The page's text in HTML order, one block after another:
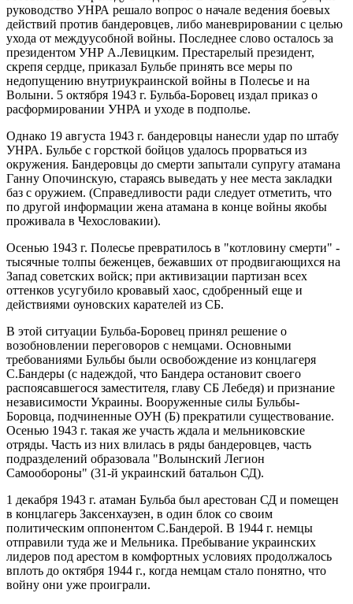
руководство УНРА решало вопрос о начале ведения боевых
действий против бандеровцев, либо маневрировании с целью
ухода от междуусобной войны. Последнее слово осталось за
президентом УНР А.Левицким. Престарелый президент,
скрепя сердце, приказал Бульбе принять все меры по
недопущению внутриукраинской войны в Полесье и на
Волыни. 5 октября 1943 г. Бульба-Боровец издал приказ о
расформировании УНРА и уходе в подполье.
Однако 19 августа 1943 г. бандеровцы нанесли удар по штабу
УНРА. Бульбе с горсткой бойцов удалось прорваться из
окружения. Бандеровцы до смерти запытали супругу атамана
Ганну Опочинскую, стараясь выведать у нее места закладки
баз с оружием. (Справедливости ради следует отметить, что
по другой информации жена атамана в конце войны якобы
проживала в Чехословакии).
Осенью 1943 г. Полесье превратилось в "котловину смерти" -
тысячные толпы беженцев, бежавших от продвигающихся на
Запад советских войск; при активизации партизан всех
оттенков усугубило кровавый хаос, сдобренный еще и
действиями оуновских карателей из СБ.
В этой ситуации Бульба-Боровец принял решение о
возобновлении переговоров с немцами. Основными
требованиями Бульбы были освобождение из концлагеря
С.Бандеры (с надеждой, что Бандера остановит своего
распоясавшегося заместителя, главу СБ Лебедя) и признание
независимости Украины. Вооруженные силы Бульбы-
Боровца, подчиненные ОУН (Б) прекратили существование.
Осенью 1943 г. такая же участь ждала и мельниковские
отряды. Часть из них влилась в ряды бандеровцев, часть
подразделений образовала "Волынский Легион
Самообороны" (31-й украинский батальон СД).
1 декабря 1943 г. атаман Бульба был арестован СД и помещен
в концлагерь Заксенхаузен, в один блок со своим
политическим оппонентом С.Бандерой. В 1944 г. немцы
отправили туда же и Мельника. Пребывание украинских
лидеров под арестом в комфортных условиях продолжалось
вплоть до октября 1944 г., когда немцам стало понятно, что
войну они уже проиграли.